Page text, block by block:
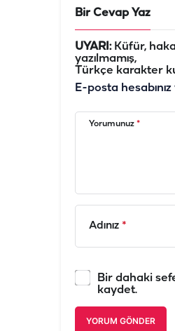
Bir Cevap Yaz
UYARI:Küfür,
yazılmamış,
Türkçe karakter
E-posta
Yorumunuz *
Adınız *
Bir dahaki
kaydet.
YORUM GÖNDER